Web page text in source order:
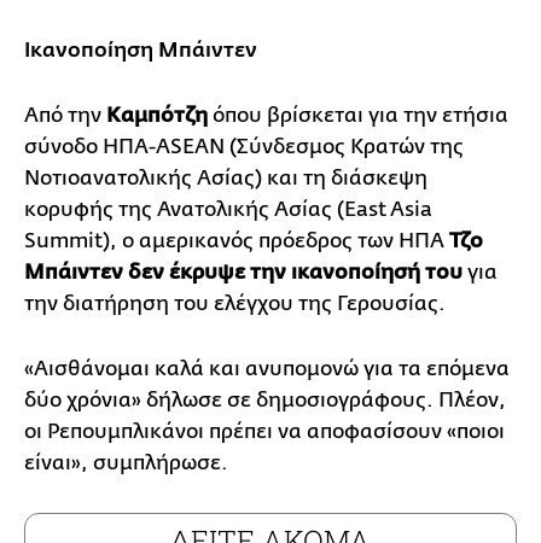
Ικανοποίηση Μπάιντεν
Από την Καμπότζη όπου βρίσκεται για την ετήσια
σύνοδο ΗΠΑ-ASEAN (Σύνδεσμος Κρατών της
Νοτιοανατολικής Ασίας) και τη διάσκεψη
κορυφής της Ανατολικής Ασίας (East Asia
Summit), ο αμερικανός πρόεδρος των ΗΠΑ Τζο
Μπάιντεν δεν έκρυψε την ικανοποίησή του για
την διατήρηση του ελέγχου της Γερουσίας.
«Αισθάνομαι καλά και ανυπομονώ για τα επόμενα
δύο χρόνια» δήλωσε σε δημοσιογράφους. Πλέον,
οι Ρεπουμπλικάνοι πρέπει να αποφασίσουν «ποιοι
είναι», συμπλήρωσε.